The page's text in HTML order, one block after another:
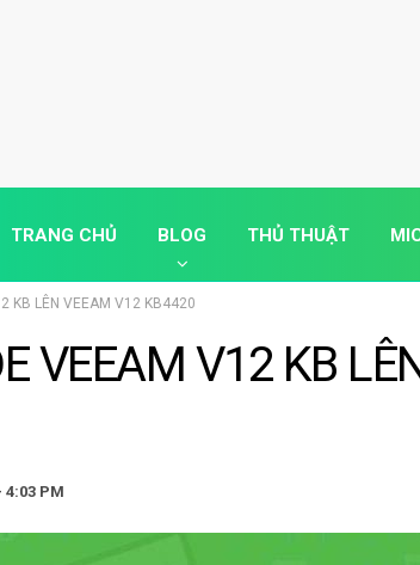
TRANG CHỦ BLOG THỦ THUẬT
KB LÊN VEEAM V12 KB4420
VEEAM V12 KB
4:03 PM